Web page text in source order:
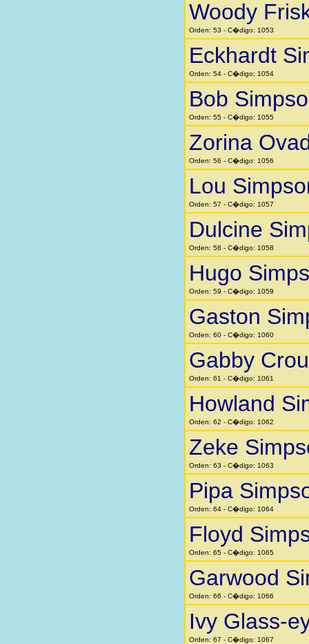
Woody
Orden: 53 - C�digo: 1053
Eckhardt
Orden: 54 - C�digo: 1054
Bob
Orden: 55 - C�digo: 1055
Zorina
Orden: 56 - C�digo: 1056
Lou
Orden: 57 - C�digo: 1057
Dulcine
Orden: 58 - C�digo: 1058
Hugo
Orden: 59 - C�digo: 1059
Gaston
Orden: 60 - C�digo: 1060
Gabby
Orden: 61 - C�digo: 1061
Howland
Orden: 62 - C�digo: 1062
Zeke
Orden: 63 - C�digo: 1063
Pipa
Orden: 64 - C�digo: 1064
Floyd
Orden: 65 - C�digo: 1065
Garwood
Orden: 66 - C�digo: 1066
Ivy Glass-
Orden: 67 - C�digo: 1067